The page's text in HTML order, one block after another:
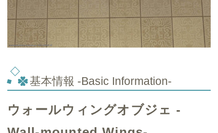
基本情報 -Basic Information-
ウォールウィングオブジェ -